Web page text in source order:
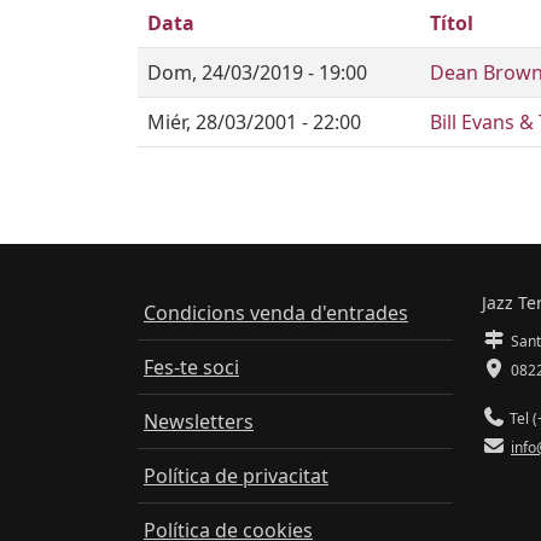
Data Títol
Dom, 24/03/2019 - 19:00
Dean
Miér, 28/03/2001 - 22:00
Bill Evans
Condicions venda d'entrades
Fes-te soci
Newsletters
Política de privacitat
Política de cookies
Jazz
Tel